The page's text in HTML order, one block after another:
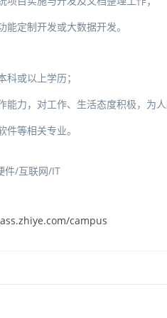
能定制开发或大数据开发。
科或以上学历；
能力，对工作、生活态度积极，为人
件等相关专业。
件/互联网/IT
campus